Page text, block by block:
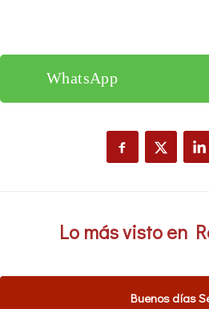
WhatsApp
Lo más visto en
Buenos días